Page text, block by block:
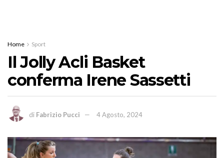
Home Sport
Il Jolly Acli Basket
conferma Irene Sassetti
di Fabrizio Pucci 4 Agosto, 2024